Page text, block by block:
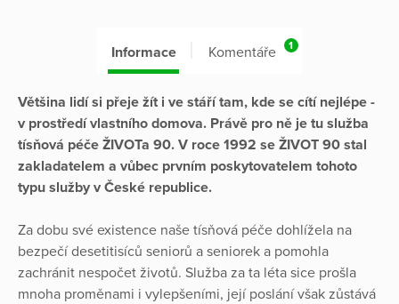
Informace Komentáře 1
Většina lidí si přeje žít i ve stáří tam, kde se cítí nejlépe -
v prostředí vlastního domova. Právě pro ně je tu služba
tísňová péče ŽIVOTa 90. V roce 1992 se ŽIVOT 90 stal
zakladatelem a vůbec prvním poskytovatelem tohoto
typu služby v České republice.
Za dobu své existence naše tísňová péče dohlížela na
bezpečí desetitisíců seniorů a seniorek a pomohla
zachránit nespočet životů. Služba za ta léta sice prošla
mnoha proměnami i vylepšeními, její poslání však zůstává